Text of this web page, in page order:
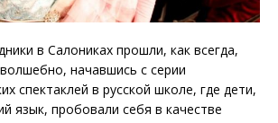
в Салониках прошли, как всегда,
начавшись с серии
спектаклей в русской школе, где дети,
язык, пробовали себя в качестве